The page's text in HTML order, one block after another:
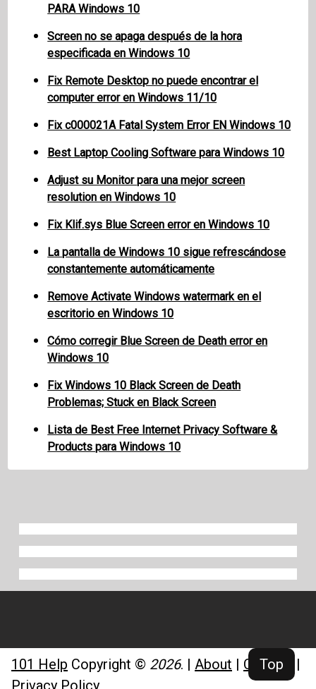
Top
PARA Windows 10
Screen no se apaga después de la hora
especificada en Windows 10
Fix Remote Desktop no puede encontrar el
computer error en Windows 11/10
Fix c000021A Fatal System Error EN Windows 10
Best Laptop Cooling Software para Windows 10
Adjust su Monitor para una mejor screen
resolution en Windows 10
Fix Klif.sys Blue Screen error en Windows 10
La pantalla de Windows 10 sigue refrescándose
constantemente automáticamente
Remove Activate Windows watermark en el
escritorio en Windows 10
Cómo corregir Blue Screen de Death error en
Windows 10
Fix Windows 10 Black Screen de Death
Problemas; Stuck en Black Screen
Lista de Best Free Internet Privacy Software &
Products para Windows 10
101 Help Copyright © 2026. | About | Contact
|
Privacy Policy